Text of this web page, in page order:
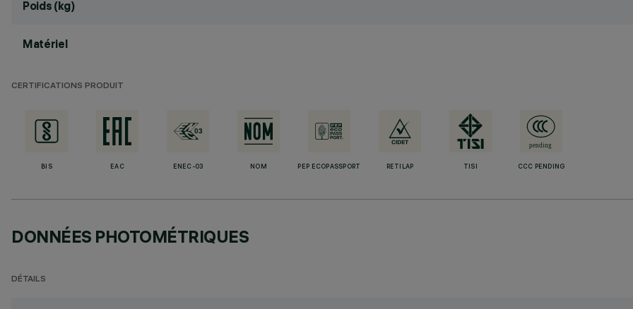
Poids (kg)
Matériel
CERTIFICATIONS PRODUIT
BIS EAC ENEC-03 NOM PEP ECOPASSPORT RETILAP TISI CCC PENDING
DONNÉES PHOTOMÉTRIQUES
DÉTAILS